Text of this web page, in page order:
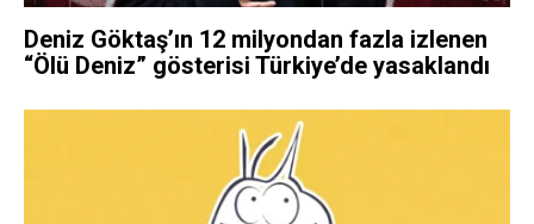
Deniz Göktaş’ın 12 milyondan fazla izlenen
“Ölü Deniz” gösterisi Türkiye’de yasaklandı